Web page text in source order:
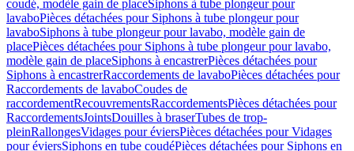
coudé, modèle gain de placeSiphons à tube plongeur pour
lavaboPièces détachées pour Siphons à tube plongeur pour
lavaboSiphons à tube plongeur pour lavabo, modèle gain de
placePièces détachées pour Siphons à tube plongeur pour lavabo,
modèle gain de placeSiphons à encastrerPièces détachées pour
Siphons à encastrerRaccordements de lavaboPièces détachées pour
Raccordements de lavaboCoudes de
raccordementRecouvrementsRaccordementsPièces détachées pour
RaccordementsJointsDouilles à braserTubes de trop-
pleinRallongesVidages pour éviersPièces détachées pour Vidages
pour éviersSiphons en tube coudéPièces détachées pour Siphons en